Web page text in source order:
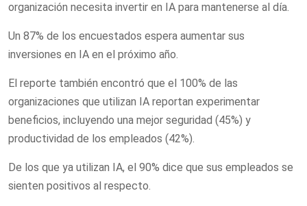
organización necesita invertir en IA para mantenerse al día.
Un 87% de los encuestados espera aumentar sus
inversiones en IA en el próximo año.
El reporte también encontró que el 100% de las
organizaciones que utilizan IA reportan experimentar
beneficios, incluyendo una mejor seguridad (45%) y
productividad de los empleados (42%).
De los que ya utilizan IA, el 90% dice que sus empleados se
sienten positivos al respecto.